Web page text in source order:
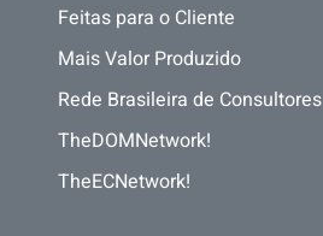
Feitas para o Cliente
Mais Valor Produzido
Rede Brasileira de Consultores
TheDOMNetwork!
TheECNetwork!